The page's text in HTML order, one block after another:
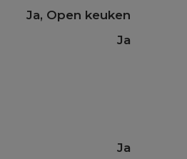
Ja, Open keuken
Ja
Ja